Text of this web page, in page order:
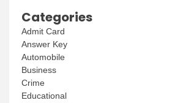
Categories
Admit Card
Answer Key
Automobile
Business
Crime
Educational